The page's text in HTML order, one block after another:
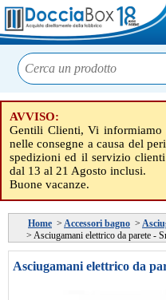
AVVISO:
Gentili Clienti, Vi informiamo
nelle consegne a causa del
spedizioni ed il servizio clienti
dal 13 al 21 Agosto inclusi.
Buone vacanze.
Home > Accessori bagno >
> Asciugamani elettrico da parete -
Asciugamani elettrico da